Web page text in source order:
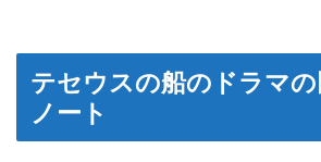
テセウスの船のドラマ
ノート